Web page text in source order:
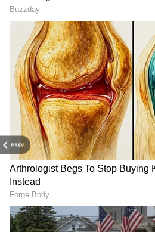
PREV
Related Articles